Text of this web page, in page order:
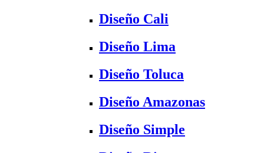
Diseño Cali
Diseño Lima
Diseño Toluca
Diseño Amazonas
Diseño Simple